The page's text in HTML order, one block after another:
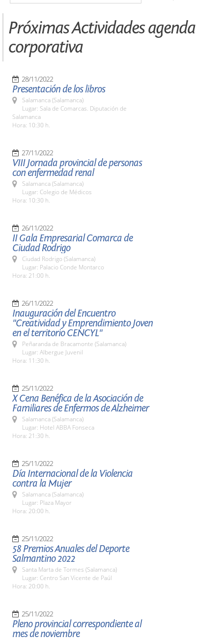
Próximas Actividades agenda
corporativa
28/11/2022
Presentación de los libros
Salamanca (Salamanca)
Lugar: Sala de Comarcas. Diputación de
Salamanca
Hora: 10:30 h.
27/11/2022
VIII Jornada provincial de personas
con enfermedad renal
Salamanca (Salamanca)
Lugar: Colegio de Médicos
Hora: 10:30 h.
26/11/2022
II Gala Empresarial Comarca de
Ciudad Rodrigo
Ciudad Rodrigo (Salamanca)
Lugar: Palacio Conde Montarco
Hora: 21:00 h.
26/11/2022
Inauguración del Encuentro
"Creatividad y Emprendimiento Joven
en el territorio CENCYL"
Peñaranda de Bracamonte (Salamanca)
Lugar: Albergue Juvenil
Hora: 11:30 h.
25/11/2022
X Cena Benéfica de la Asociación de
Familiares de Enfermos de Alzheimer
Salamanca (Salamanca)
Lugar: Hotel ABBA Fonseca
Hora: 21:30 h.
25/11/2022
Día Internacional de la Violencia
contra la Mujer
Salamanca (Salamanca)
Lugar: Plaza Mayor
Hora: 20:00 h.
25/11/2022
58 Premios Anuales del Deporte
Salmantino 2022
Santa Marta de Tormes (Salamanca)
Lugar: Centro San Vicente de Paúl
Hora: 20:00 h.
25/11/2022
Pleno provincial correspondiente al
mes de noviembre